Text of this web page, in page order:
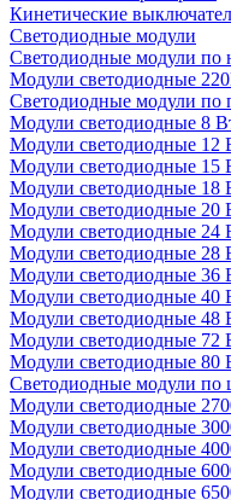
Кинетические
Светодиодные модули
Светодиодные модули по
Модули светодиодные
Светодиодные модули по
Модули светодиодные 8
Модули светодиодные 12
Модули светодиодные 15
Модули светодиодные 18
Модули светодиодные 20
Модули светодиодные 24
Модули светодиодные 28
Модули светодиодные 36
Модули светодиодные 40
Модули светодиодные 48
Модули светодиодные 72
Модули светодиодные 80
Светодиодные модули по
Модули светодиодные
Модули светодиодные
Модули светодиодные
Модули светодиодные
Модули светодиодные